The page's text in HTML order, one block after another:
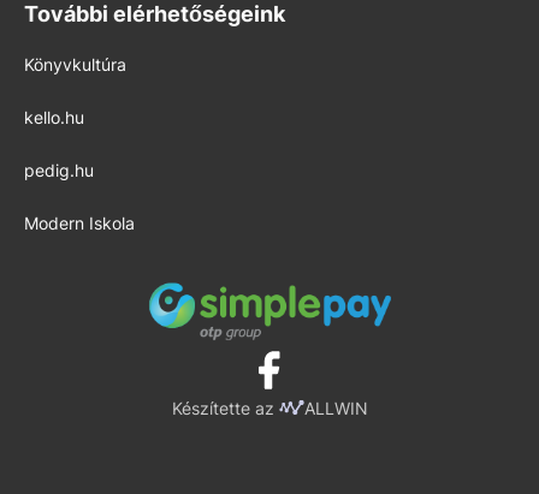
További elérhetőségeink
Könyvkultúra
kello.hu
pedig.hu
Modern Iskola
Készítette az ALLWIN